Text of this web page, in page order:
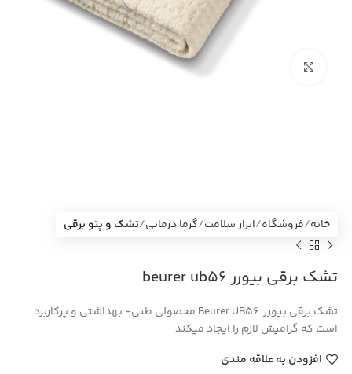
خانه فروشگاه ابزار سلامت گرما درمانی تشک و پتو برقی
تشک برقی بیورر beurer ub56
تشک برقی بیورر Beurer UB56 محصولی طبی- بهداشتی و پرکاربرد
است که گرامیش لازم را ایجاد میکند
افزودن به علاقه مندی